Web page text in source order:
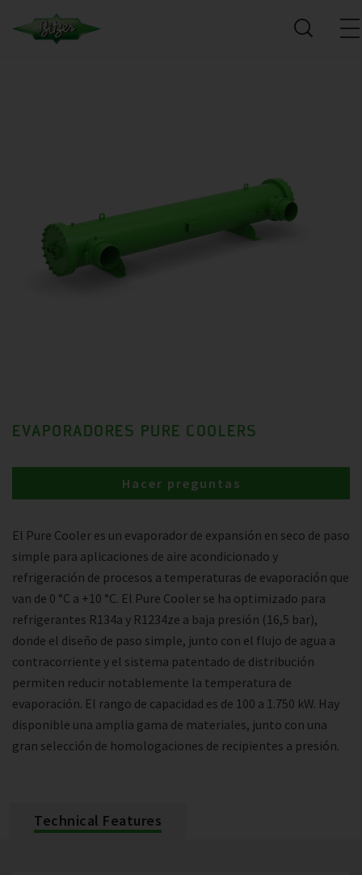
EVAPORADORES PURE COOLERS
El Pure Cooler es un evaporador de expansión en seco de paso
simple para aplicaciones de aire acondicionado y
refrigeración de procesos a temperaturas de evaporación que
van de 0 °C a +10 °C. El Pure Cooler se ha optimizado para
refrigerantes R134a y R1234ze a baja presión (16,5 bar),
donde el diseño de paso simple, junto con el flujo de agua a
contracorriente y el sistema patentado de distribución
permiten reducir notablemente la temperatura de
evaporación. El rango de capacidad es de 100 a 1.750 kW. Hay
disponible una amplia gama de materiales, junto con una
gran selección de homologaciones de recipientes a presión.
Hacer preguntas
Technical Features